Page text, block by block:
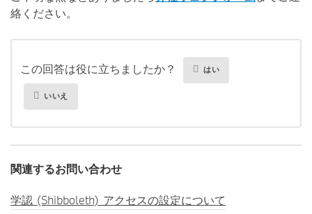
絡ください。
この回答は役に立ちましたか？ はい
いいえ
関連するお問い合わせ
学認 (Shibboleth) アクセスの設定について